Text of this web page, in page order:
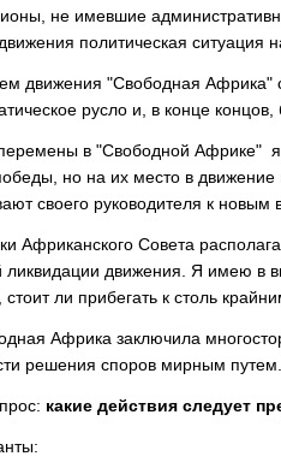
не имевшие
политическая
движения "Свободная Африка"
русло и, в конце
в "Свободной Африке"
но на их место в
своего руководителя к новым
Африканского Совета
движения. Я имею в
стоит ли прибегать к столь
Африка заключила
решения споров мирным путем.
какие действия следует